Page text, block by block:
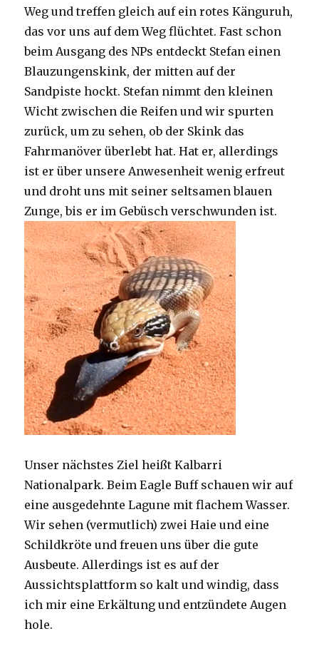
Weg und treffen gleich auf ein rotes Känguruh,
das vor uns auf dem Weg flüchtet. Fast schon
beim Ausgang des NPs entdeckt Stefan einen
Blauzungenskink, der mitten auf der
Sandpiste hockt. Stefan nimmt den kleinen
Wicht zwischen die Reifen und wir spurten
zurück, um zu sehen, ob der Skink das
Fahrmanöver überlebt hat. Hat er, allerdings
ist er über unsere Anwesenheit wenig erfreut
und droht uns mit seiner seltsamen blauen
Zunge, bis er im Gebüsch verschwunden ist.
Unser nächstes Ziel heißt Kalbarri
Nationalpark. Beim Eagle Buff schauen wir auf
eine ausgedehnte Lagune mit flachem Wasser.
Wir sehen (vermutlich) zwei Haie und eine
Schildkröte und freuen uns über die gute
Ausbeute. Allerdings ist es auf der
Aussichtsplattform so kalt und windig, dass
ich mir eine Erkältung und entzündete Augen
hole.